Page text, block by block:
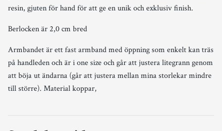
resin, gjuten för hand för att ge en unik och exklusiv finish.
Berlocken är 2,0 cm bred
Armbandet är ett fast armband med öppning som enkelt kan träs
på handleden och är i one size och går att justera litegrann genom
att böja ut ändarna (går att justera mellan mina storlekar mindre
till större). Material koppar,